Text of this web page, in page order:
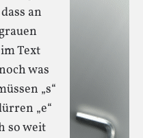
an
Text
was
„s“
„e“
so weit